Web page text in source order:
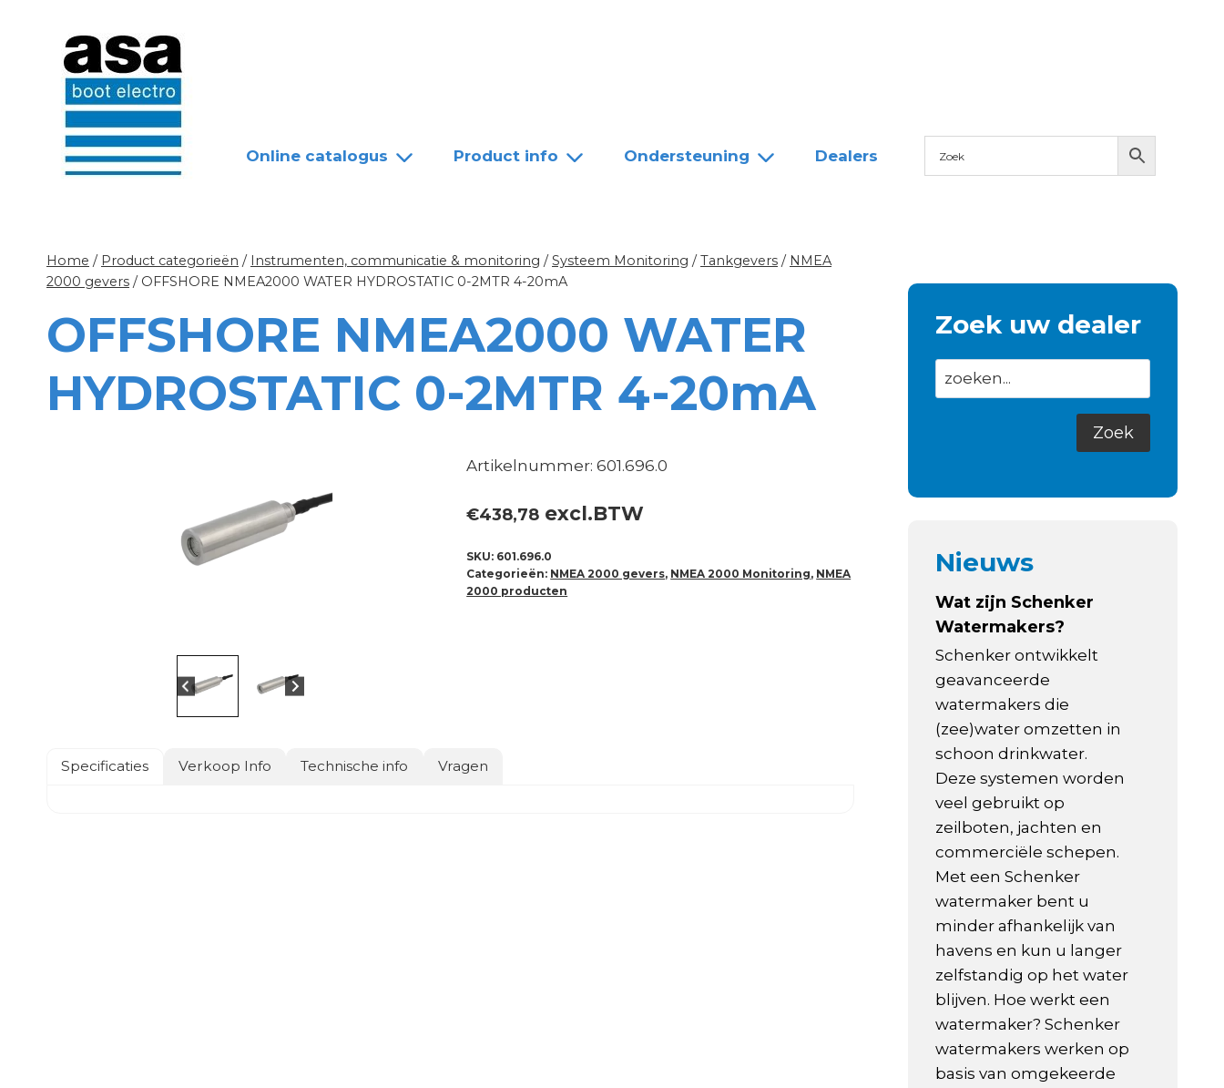
Online catalogus Product info Ondersteuning Dealers
Home / Product categorieën / Instrumenten, communicatie & monitoring / Systeem Monitoring / Tankgevers / NMEA
2000 gevers / OFFSHORE NMEA2000 WATER HYDROSTATIC 0-2MTR 4-20mA
OFFSHORE NMEA2000 WATER
HYDROSTATIC 0-2MTR 4-20mA
Artikelnummer: 601.696.0
€438,78 excl.BTW
SKU: 601.696.0
Categorieën: NMEA 2000 gevers, NMEA 2000 Monitoring, NMEA
2000 producten
Specificaties Verkoop Info Technische info Vragen
Zoek uw dealer
Nieuws
Wat zijn Schenker
Watermakers?
Schenker ontwikkelt
geavanceerde
watermakers die
(zee)water omzetten in
schoon drinkwater.
Deze systemen worden
veel gebruikt op
zeilboten, jachten en
commerciële schepen.
Met een Schenker
watermaker bent u
minder afhankelijk van
havens en kun u langer
zelfstandig op het water
blijven. Hoe werkt een
watermaker? Schenker
watermakers werken op
basis van omgekeerde